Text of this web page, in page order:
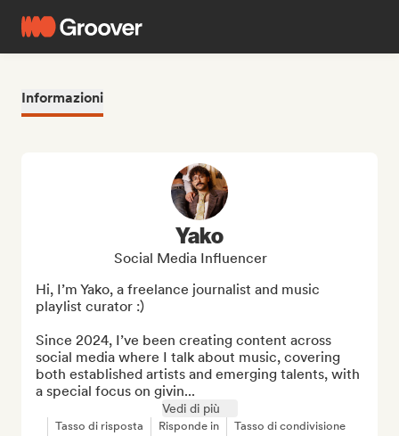
Informazioni
Yako
Social Media Influencer
Hi, I’m Yako, a freelance journalist and music
playlist curator :)
Since 2024, I’ve been creating content across
social media where I talk about music, covering
both established artists and emerging talents, with
a special focus on givin...
Vedi di più
Tasso di risposta Risponde in Tasso di condivisione